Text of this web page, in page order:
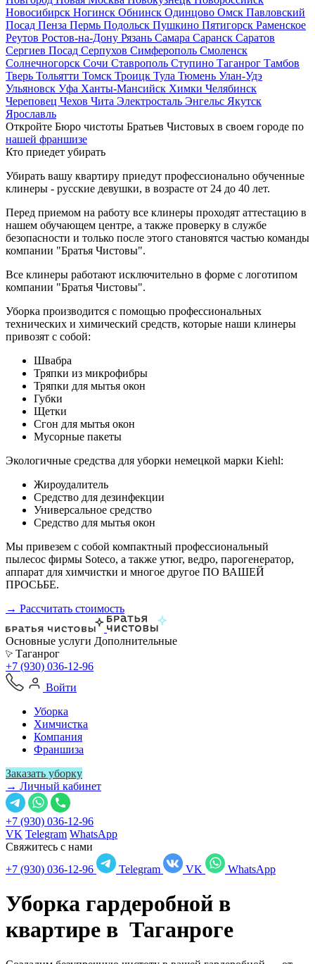
Новосибирск Ногинск Обнинск Одинцово Омск Павловский
Посад Пенза Пермь Подольск Пушкино Пятигорск Раменское
Реутов Ростов-на-Дону Рязань Самара Саранск Саратов
Сергиев Посад Серпухов Симферополь Смоленск
Солнечногорск Сочи Ставрополь Ступино Таганрог Тамбов
Тверь Тольятти Томск Троицк Тула Тюмень Улан-Удэ
Ульяновск Уфа Ханты-Мансийск Химки Челябинск
Череповец Чехов Чита Электросталь Энгельс Якутск
Ярославль
Откройте Бюро чистоты Братьев Чистовых в своем городе по
нашей франшизе
Кто приедет убирать
Убирать вашу квартиру приедут профессионально обученные
клинеры - русские девушки, в возрасте от 24 до 40 лет.
Перед приемом на работу все клинеры проходят аттестацию в
нашем обучающем центре, а также проверку в службе
безопасности и только после этого становятся частью команды
компании "Братья Чистовы".
Все клинеры работают исключительно в форме с логотипом
компании "Братья Чистовы".
Уборка производится с помощью профессиональных
технических и химический средств, которые наши клинеры
привозят с собой:
Швабра
Тряпки из микрофибры
Тряпки для мытья окон
Губки
Щетки
Сгон для мытья окон
Мусорные пакеты
Экологичные средства для уборки немецкой марки Kiehl:
Жироудалитель
Средство для дезинфекции
Универсальное средство
Средство для мытья окон
Мы привезем с собой компактный профессиональный
пылесос фирмы Soteco, а также утюг, ведро, парогенератор,
аппарат для химчистки и многое другое ПО ВАШЕЙ
ПРОСЬБЕ.
→ Рассчитать стоимость
Основные услуги Дополнительные
Таганрог
+7 (930) 036-12-96
Войти
Уборка
Химчистка
Компания
Франшиза
Заказать уборку
→ Личный кабинет
+7 (930) 036-12-96
VK Telegram WhatsApp
Свяжитесь с нами
+7 (930) 036-12-96
Telegram VK WhatsApp
Уборка гардеробной в
квартире в Таганроге